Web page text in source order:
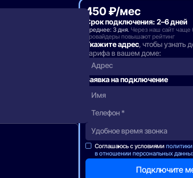
450 ₽/мес
Срок подключения: 2–6 дней
Среднее: 3 дня. Через наш сайт
провайдеры повышают рейтинг
Укажите адрес, чтобы узнать
тарифа в вашем доме:
Адрес
Заявка на подключение
Соглашаюсь с условиями
в отношении персональных